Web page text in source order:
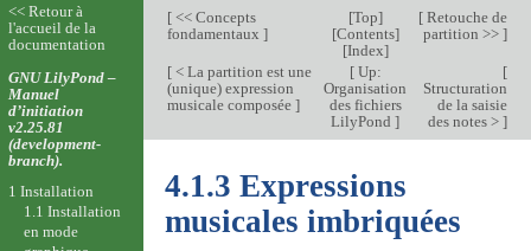
[<< Concepts
fondamentaux ]
[Top]
[Contents]
[Index]
[Retouche de
partition >> ]
[< La partition est une
(unique) expression
musicale composée ]
[Up:
Organisation
des fichiers
LilyPond]
[
Structuration
de la saisie
des notes > ]
4.1.3 Expressions
musicales imbriquées
<< Retour à
l'accueil de la
documentation
GNU LilyPond –
Manuel
d’initiation
v2.25.81
(development-
branch).
1 Installation
1.1 Installation
en mode